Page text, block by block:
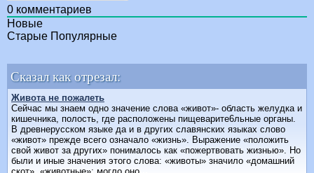
0 комментариев
Новые
Старые Популярные
Сказал как отрезал:
Живота не пожалеть
Сейчас мы знаем одно значение слова «живот»- область желудка и
кишечника, полость, где расположены пищеварите6льные органы.
В древнерусском языке да и в других славянских языках слово
«живот» прежде всего означало «жизнь». Выражение «положить
свой живот за других» понималось как «пожертвовать жизнью». Но
были и иные значения этого слова: «животы» значило «домашний